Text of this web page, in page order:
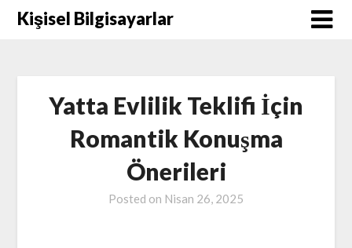
SkipKişisel Bilgisayarlar
Yatta Evlilik Teklifi İçin
Romantik Konuşma
Önerileri
Posted on Nisan 26, 2025